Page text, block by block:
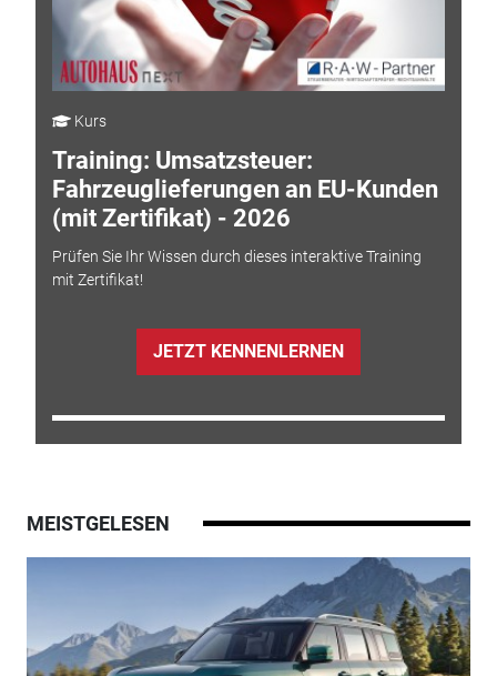
Kurs
Training: Umsatzsteuer:
Fahrzeuglieferungen an EU-Kunden
(mit Zertifikat) - 2026
Prüfen Sie Ihr Wissen durch dieses interaktive Training
mit Zertifikat!
JETZT KENNENLERNEN
MEISTGELESEN